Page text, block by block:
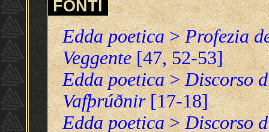
FONTI
Edda poetica>Profezia
Veggente[47, 52-53]
Edda poetica>Discorso
Vafþrúðnir[17-18]
Edda poetica>Discorso